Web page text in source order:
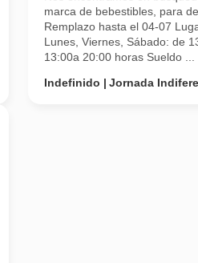
marca de bebestibles, para
Remplazo hasta el 04-07
Lunes, Viernes, Sábado: de
13:00a 20:00 horas Sueldo ...
Indefinido
Jornada